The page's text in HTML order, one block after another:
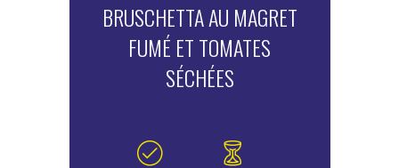
BRUSCHETTA AU MAGRET
FUMÉ ET TOMATES
SÉCHÉES